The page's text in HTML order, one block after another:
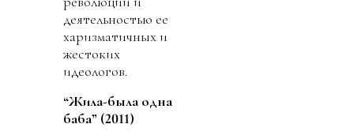
деятельностью ее
харизматичных и
жестоких
идеологов.
“Жила-была одна
баба” (2011)